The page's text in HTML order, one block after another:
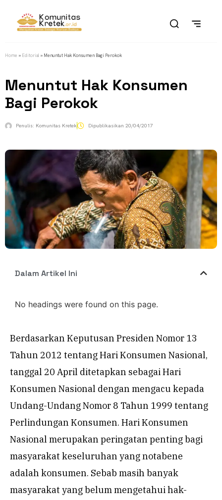
Home » Editorial » Menuntut Hak Konsumen Bagi Perokok
Menuntut Hak Konsumen
Bagi Perokok
Penulis: Komunitas Kretek Dipublikasikan 20/04/2017
Dalam Artikel Ini
No headings were found on this page.
Berdasarkan Keputusan Presiden Nomor 13
Tahun 2012 tentang Hari Konsumen Nasional,
tanggal 20 April ditetapkan sebagai Hari
Konsumen Nasional dengan mengacu kepada
Undang-Undang Nomor 8 Tahun 1999 tentang
Perlindungan Konsumen. Hari Konsumen
Nasional merupakan peringatan penting bagi
masyarakat keseluruhan yang notabene
adalah konsumen. Sebab masih banyak
masyarakat yang belum mengetahui hak-